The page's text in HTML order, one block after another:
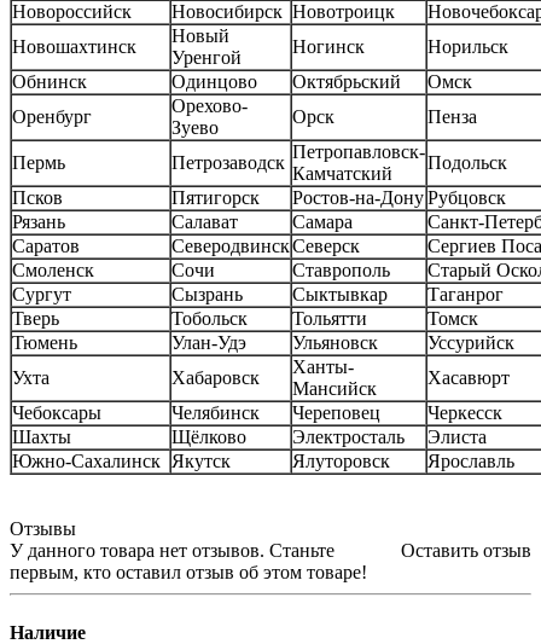
Новороссийск
Новосибирск Новотроицк
Новошахтинск
Новый
Уренгой
Ногинск
Норильск
Обнинск
Одинцово Октябрьский
Омск
Оренбург
Орехово-
Зуево
Орск Пенза
Пермь Петрозаводск
Петропавловск-
Камчатский
Подольск
Псков
Пятигорск Ростов-на-ДонуРубцовск
Рязань
Салават Самара
Санкт-
Саратов
СеверодвинскСеверск
Сергиев
Смоленск
Сочи Ставрополь
Старый
Сургут
Сызрань Сыктывкар
Таганрог
Тверь
Тобольск Тольятти
Томск
Тюмень
Улан-Удэ Ульяновск
Уссурийск
Ухта
Хабаровск
Ханты-
Мансийск
Хасавюрт
Чебоксары
Челябинск Череповец
Черкесск
Шахты
Щёлково Электросталь
Элиста
Южно-Сахалинск Якутск Ялуторовск Ярославль
Отзывы
Оставить отзыв
У данного товара нет отзывов. Станьте
первым, кто оставил отзыв об этом товаре!
Наличие